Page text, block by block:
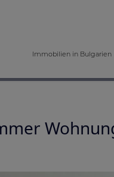
Immobilien in Bulgarien